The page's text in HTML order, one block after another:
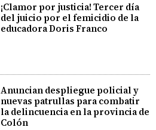
¡Clamor por justicia! Tercer día
del juicio por el femicidio de la
educadora Doris Franco
Anuncian despliegue policial y
nuevas patrullas para combatir
la delincuencia en la provincia de
Colón